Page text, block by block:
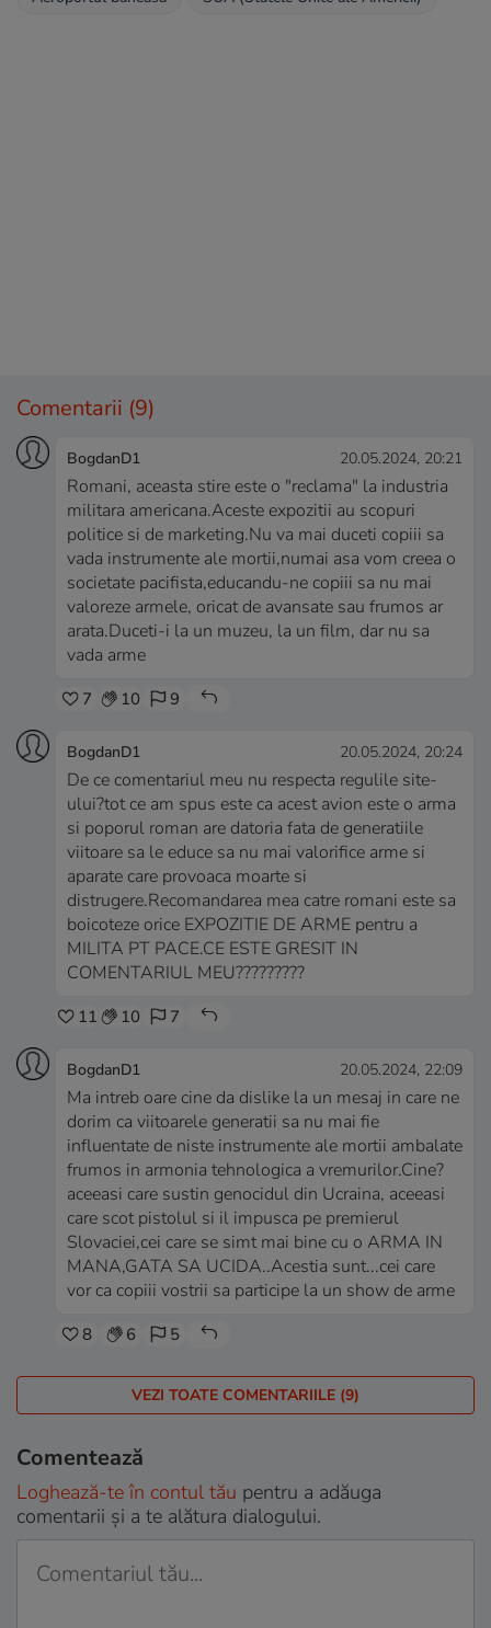
Comentarii (9)
BogdanD1 20.05.2024, 20:21
Romani, aceasta stire este o "reclama" la industria
militara americana.Aceste expozitii au scopuri
politice si de marketing.Nu va mai duceti copiii sa
vada instrumente ale mortii,numai asa vom creea o
societate pacifista,educandu-ne copiii sa nu mai
valoreze armele, oricat de avansate sau frumos ar
arata.Duceti-i la un muzeu, la un film, dar nu sa
vada arme
7 10 9
BogdanD1 20.05.2024, 20:24
De ce comentariul meu nu respecta regulile site-
ului?tot ce am spus este ca acest avion este o arma
si poporul roman are datoria fata de generatiile
viitoare sa le educe sa nu mai valorifice arme si
aparate care provoaca moarte si
distrugere.Recomandarea mea catre romani este sa
boicoteze orice EXPOZITIE DE ARME pentru a
MILITA PT PACE.CE ESTE GRESIT IN
COMENTARIUL MEU?????????
11 10 7
BogdanD1 20.05.2024, 22:09
Ma intreb oare cine da dislike la un mesaj in care ne
dorim ca viitoarele generatii sa nu mai fie
influentate de niste instrumente ale mortii ambalate
frumos in armonia tehnologica a vremurilor.Cine?
aceeasi care sustin genocidul din Ucraina, aceeasi
care scot pistolul si il impusca pe premierul
Slovaciei,cei care se simt mai bine cu o ARMA IN
MANA,GATA SA UCIDA..Acestia sunt...cei care
vor ca copiii vostrii sa participe la un show de arme
8 6 5
VEZI TOATE COMENTARIILE (9)
Comentează
Loghează-te în contul tău pentru a adăuga
comentarii și a te alătura dialogului.